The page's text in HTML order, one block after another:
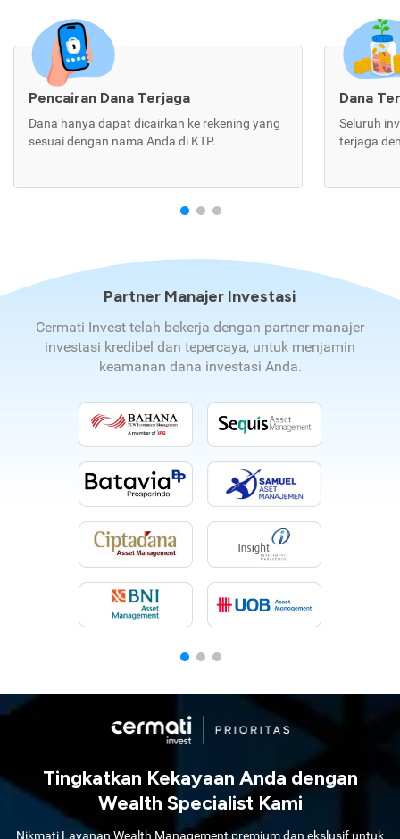
Pencairan Dana Terjaga
Dana hanya dapat dicairkan ke rekening yang
sesuai dengan nama Anda di KTP.
Dana
Seluruh
terjaga
Partner Manajer Investasi
Cermati Invest telah bekerja dengan partner manajer
investasi kredibel dan tepercaya, untuk menjamin
keamanan dana investasi Anda.
Tingkatkan Kekayaan Anda dengan
Wealth Specialist Kami
Nikmati Layanan Wealth Management premium dan ekslusif untuk